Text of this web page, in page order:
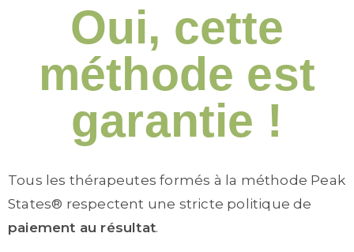
Oui, cette
méthode est
garantie !
Tous les thérapeutes formés à la méthode Peak
States® respectent une stricte politique de
paiement au résultat.